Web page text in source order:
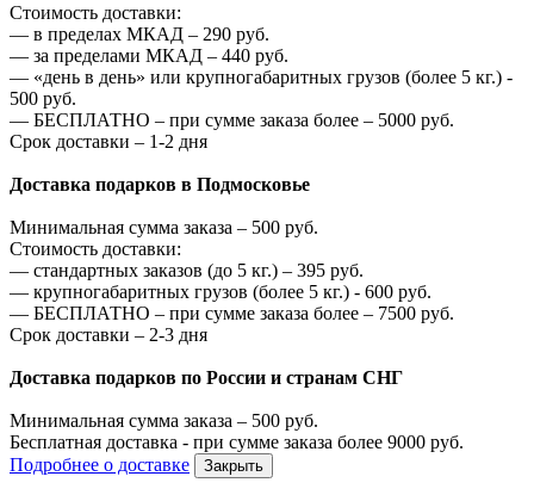
Стоимость доставки:
— в пределах МКАД – 290 руб.
— за пределами МКАД – 440 руб.
— «день в день» или крупногабаритных грузов (более 5 кг.) -
500 руб.
— БЕСПЛАТНО – при сумме заказа более – 5000 руб.
Срок доставки – 1-2 дня
Доставка подарков в Подмосковье
Минимальная сумма заказа – 500 руб.
Стоимость доставки:
— стандартных заказов (до 5 кг.) – 395 руб.
— крупногабаритных грузов (более 5 кг.) - 600 руб.
— БЕСПЛАТНО – при сумме заказа более – 7500 руб.
Срок доставки – 2-3 дня
Доставка подарков по России и странам СНГ
Минимальная сумма заказа – 500 руб.
Бесплатная доставка - при сумме заказа более 9000 руб.
Подробнее о доставке
Закрыть